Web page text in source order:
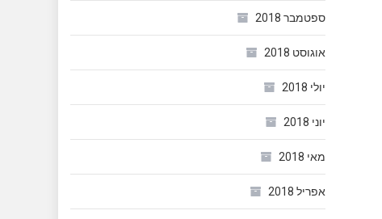
ספטמבר 2018
אוגוסט 2018
יולי 2018
יוני 2018
מאי 2018
אפריל 2018